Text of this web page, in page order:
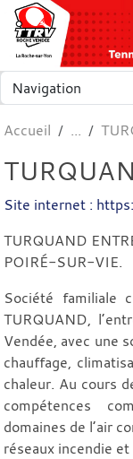
Accueil
Site internet :
TURQUAND
POIRÉ-SUR-VIE.
Société familiale
TURQUAND,
Vendée, avec une
chauffage,
chaleur. Au cours
compétences
domaines de l’air
réseaux incendie
Panneau de